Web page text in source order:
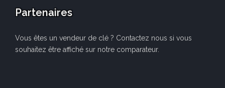
Partenaires
Vous êtes un vendeur de clé ? Contactez nous si vous
souhaitez être affiché sur notre comparateur.